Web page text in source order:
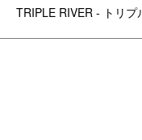
TRIPLE RIVER - トリプ